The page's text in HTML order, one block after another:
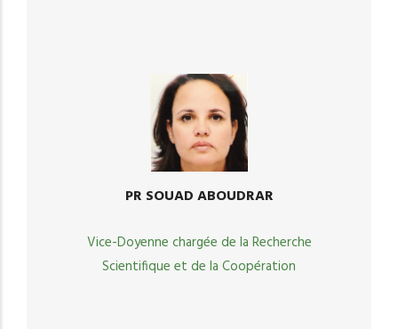
PR SOUAD ABOUDRAR
Vice-Doyenne chargée de la Recherche
Scientifique et de la Coopération